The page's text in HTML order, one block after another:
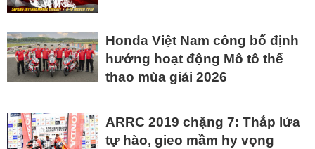
Honda Việt Nam công bố định
hướng hoạt động Mô tô thể
thao mùa giải 2026
ARRC 2019 chặng 7: Thắp lửa
tự hào, gieo mầm hy vọng